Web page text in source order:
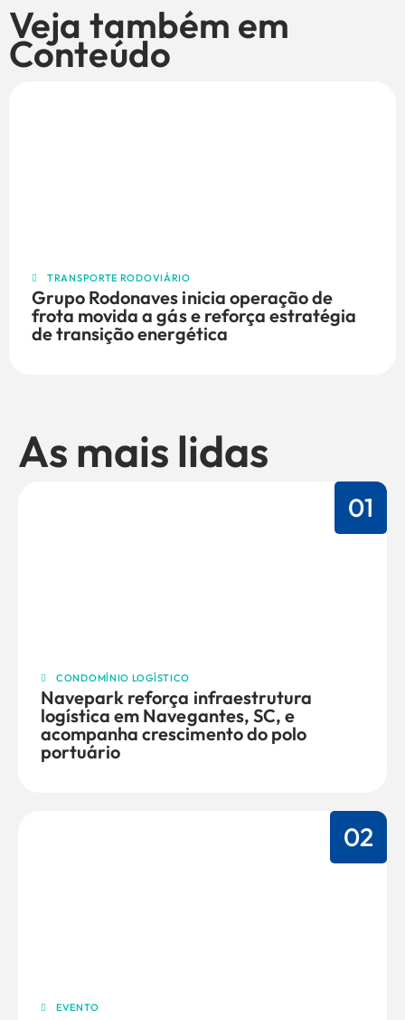
Veja também em
Conteúdo
TRANSPORTE RODOVIÁRIO
Grupo Rodonaves inicia operação de
frota movida a gás e reforça estratégia
de transição energética
As mais lidas
01
CONDOMÍNIO LOGÍSTICO
Navepark reforça infraestrutura
logística em Navegantes, SC, e
acompanha crescimento do polo
portuário
02
EVENTO